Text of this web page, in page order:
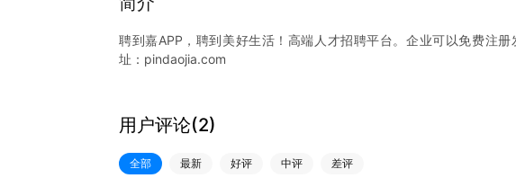
聘到嘉APP，聘到美好生活！高端人才招聘平台。企业可以免费注
址：pindaojia.com
用户评论(2)
全部 最新 好评 中评 差评